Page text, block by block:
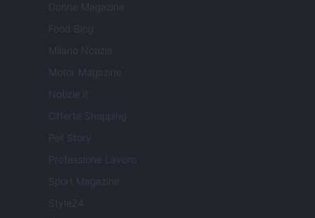
Donne Magazine
Food Blog
Milano Notizie
Motor Magazine
Notizie.it
Offerte Shopping
Pet Story
Professione Lavoro
Sport Magazine
Style24